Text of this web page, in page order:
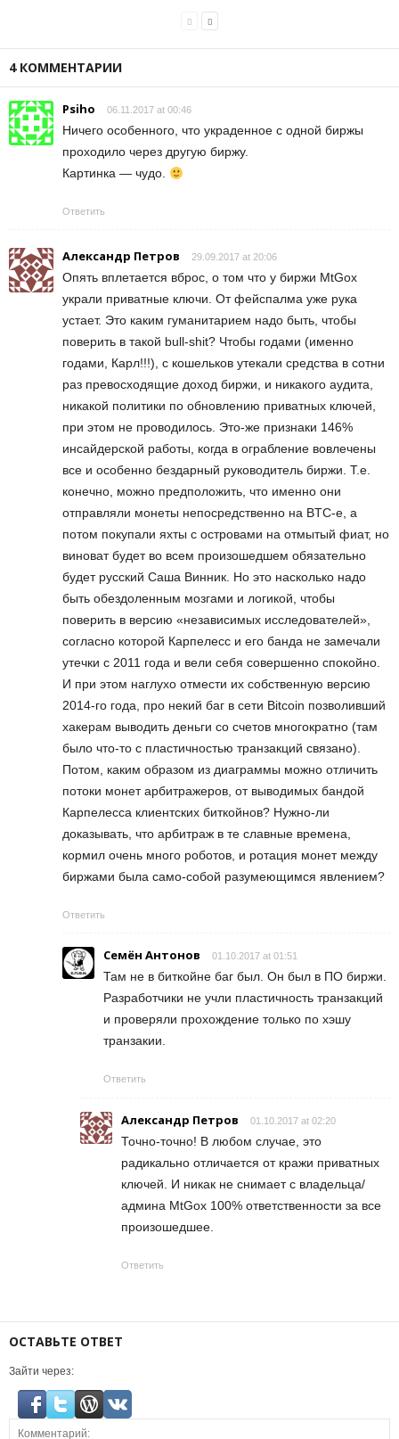
4 КОММЕНТАРИИ
Psiho 06.11.2017 at 00:46
Ничего особенного, что украденное с одной биржы
проходило через другую биржу.
Картинка — чудо.
Ответить
Александр Петров 29.09.2017 at 20:06
Опять вплетается вброс, о том что у биржи MtGox
украли приватные ключи. От фейспалма уже рука
устает. Это каким гуманитарием надо быть, чтобы
поверить в такой bull-shit? Чтобы годами (именно
годами, Карл!!!), с кошельков утекали средства в сотни
раз превосходящие доход биржи, и никакого аудита,
никакой политики по обновлению приватных ключей,
при этом не проводилось. Это-же признаки 146%
инсайдерской работы, когда в ограбление вовлечены
все и особенно бездарный руководитель биржи. Т.е.
конечно, можно предположить, что именно они
отправляли монеты непосредственно на BTC-e, а
потом покупали яхты с островами на отмытый фиат, но
виноват будет во всем произошедшем обязательно
будет русский Саша Винник. Но это насколько надо
быть обездоленным мозгами и логикой, чтобы
поверить в версию «независимых исследователей»,
согласно которой Карпелесс и его банда не замечали
утечки с 2011 года и вели себя совершенно спокойно.
И при этом наглухо отмести их собственную версию
2014-го года, про некий баг в сети Bitcoin позволивший
хакерам выводить деньги со счетов многократно (там
было что-то с пластичностью транзакций связано).
Потом, каким образом из диаграммы можно отличить
потоки монет арбитражеров, от выводимых бандой
Карпелесса клиентских биткойнов? Нужно-ли
доказывать, что арбитраж в те славные времена,
кормил очень много роботов, и ротация монет между
биржами была само-собой разумеющимся явлением?
Ответить
Семён Антонов 01.10.2017 at 01:51
Там не в биткойне баг был. Он был в ПО биржи.
Разработчики не учли пластичность транзакций
и проверяли прохождение только по хэшу
транзакии.
Ответить
Александр Петров 01.10.2017 at 02:20
Точно-точно! В любом случае, это
радикально отличается от кражи приватных
ключей. И никак не снимает с владельца/
админа MtGox 100% ответственности за все
произошедшее.
Ответить
ОСТАВЬТЕ ОТВЕТ
Зайти через: